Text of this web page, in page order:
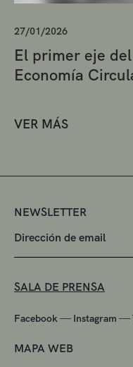
27/01/2026
El primer eje
Economía
VER MÁS
NEWSLETTER
SALA DE PRENSA
Facebook — Instagram —
MAPA WEB